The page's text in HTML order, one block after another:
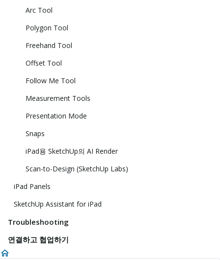
Arc Tool
Polygon Tool
Freehand Tool
Offset Tool
Follow Me Tool
Measurement Tools
Presentation Mode
Snaps
iPad용 SketchUp의 AI Render
Scan-to-Design (SketchUp Labs)
iPad Panels
SketchUp Assistant for iPad
Troubleshooting
연결하고 협업하기